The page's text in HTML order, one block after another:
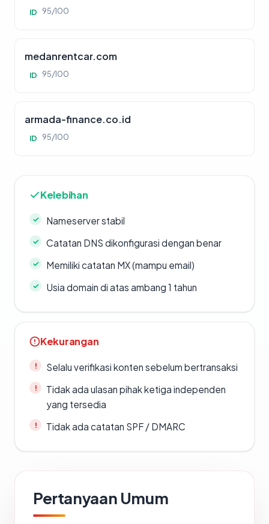
ID 95/100
medanrentcar.com
ID 95/100
armada-finance.co.id
ID 95/100
Kelebihan
Nameserver stabil
Catatan DNS dikonfigurasi dengan benar
Memiliki catatan MX (mampu email)
Usia domain di atas ambang 1 tahun
Kekurangan
Selalu verifikasi konten sebelum bertransaksi
Tidak ada ulasan pihak ketiga independen
yang tersedia
Tidak ada catatan SPF / DMARC
Pertanyaan Umum